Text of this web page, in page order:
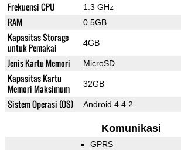
Frekuensi CPU 1.3 GHz
RAM 0.5GB
Kapasitas Storage
untuk Pemakai
4GB
Jenis Kartu Memori MicroSD
Kapasitas Kartu
Memori Maksimum
32GB
Sistem Operasi (OS) Android 4.4.2
Komunikasi
GPRS